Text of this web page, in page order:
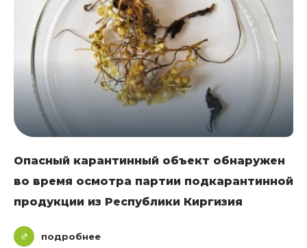
Опасный карантинный объект обнаружен
во время осмотра партии подкарантинной
продукции из Республики Киргизия
подробнее